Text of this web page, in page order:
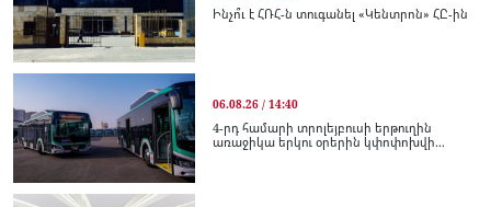
Ինչո՞ւ է ՀՌՀ-ն տուգանել «Կենտրոն» ՀԸ-ին
06.08.26 / 14:40
4-րդ համարի տրոլեյբուսի երթուղին
առաջիկա երկու օրերին կփոփոխվի...